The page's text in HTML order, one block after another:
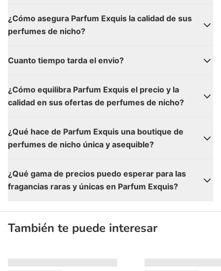
¿Cómo asegura Parfum Exquis la calidad de sus
perfumes de nicho?
Cuanto tiempo tarda el envio?
¿Cómo equilibra Parfum Exquis el precio y la
calidad en sus ofertas de perfumes de nicho?
¿Qué hace de Parfum Exquis una boutique de
perfumes de nicho única y asequible?
¿Qué gama de precios puedo esperar para las
fragancias raras y únicas en Parfum Exquis?
También te puede interesar